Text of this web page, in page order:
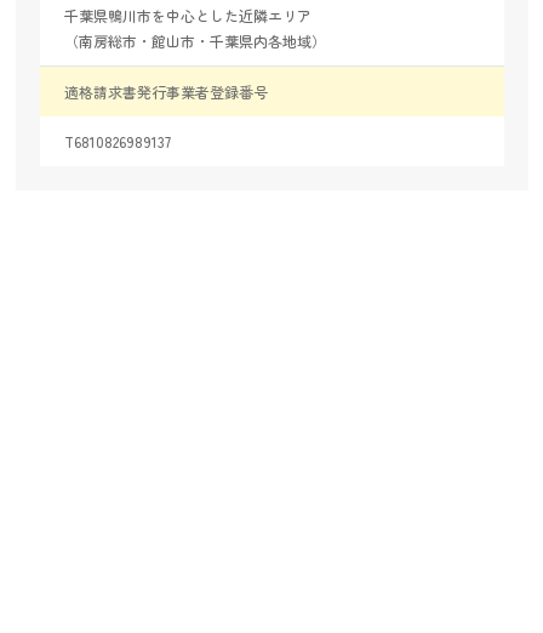
千葉県鴨川市を中心とした近隣エリア
（南房総市・館山市・千葉県内各地域）
適格請求書発行事業者登録番号
T6810826989137